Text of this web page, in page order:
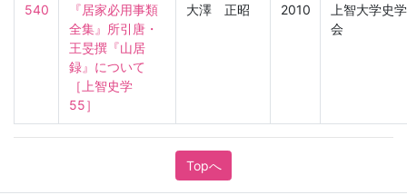
540
『居家必用事類
全集』所引唐・
王旻撰『山居
録』について
［上智史学
55］
大澤 正昭 2010
上智大学史学
会
Topへ